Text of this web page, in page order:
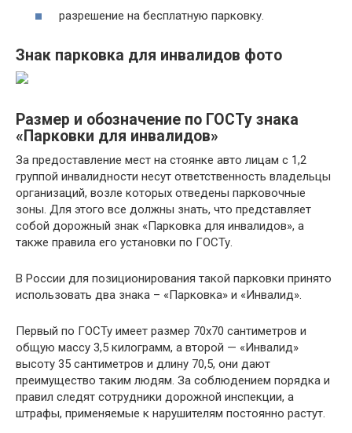
разрешение на бесплатную парковку.
Знак парковка для инвалидов фото
Размер и обозначение по ГОСТу знака
«Парковки для инвалидов»
За предоставление мест на стоянке авто лицам с 1,2
группой инвалидности несут ответственность владельцы
организаций, возле которых отведены парковочные
зоны. Для этого все должны знать, что представляет
собой дорожный знак «Парковка для инвалидов», а
также правила его установки по ГОСТу.
В России для позиционирования такой парковки принято
использовать два знака – «Парковка» и «Инвалид».
Первый по ГОСТу имеет размер 70х70 сантиметров и
общую массу 3,5 килограмм, а второй — «Инвалид»
высоту 35 сантиметров и длину 70,5, они дают
преимущество таким людям. За соблюдением порядка и
правил следят сотрудники дорожной инспекции, а
штрафы, применяемые к нарушителям постоянно растут.